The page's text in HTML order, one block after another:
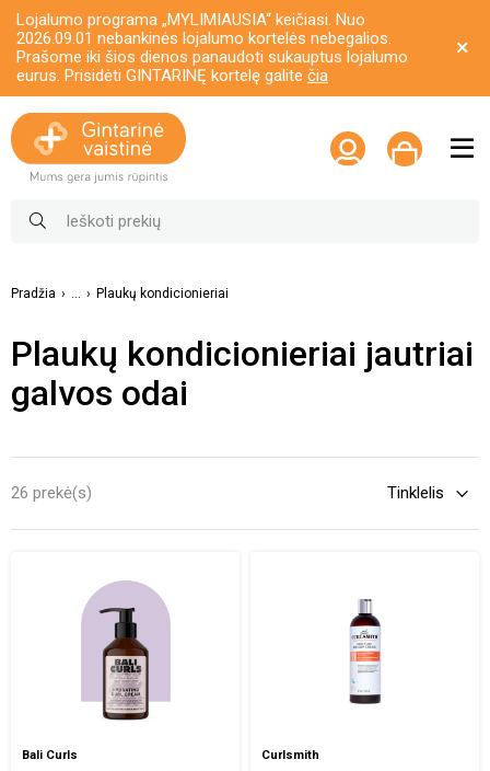
Lojalumo programa „MYLIMIAUSIA“ keičiasi. Nuo
2026.09.01 nebankinės lojalumo kortelės nebegalios.
Prašome iki šios dienos panaudoti sukauptus lojalumo
eurus. Prisidėti GINTARINĘ kortelę galite čia
Pradžia ... Plaukų kondicionieriai
Plaukų kondicionieriai jautriai
galvos odai
26 prekė(s)
Bali Curls Curlsmith